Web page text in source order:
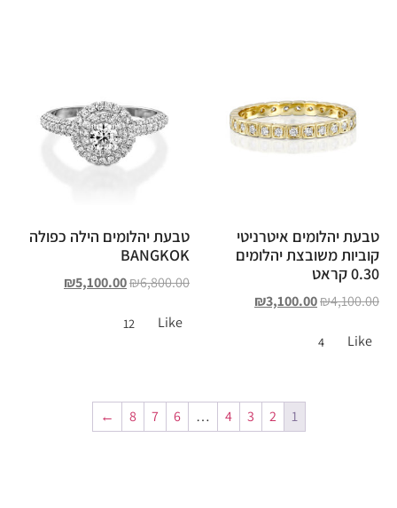
טבעת יהלומים איטרניטי
קוביות משובצת יהלומים
0.30 קראט
₪4,100.00
₪3,100.00
Like
4
טבעת יהלומים הילה כפולה
BANGKOK
₪6,800.00
₪5,100.00
Like
12
1
2
3
4
…
6
7
8
←